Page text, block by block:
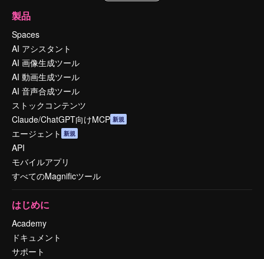
製品
Spaces
AI アシスタント
AI 画像生成ツール
AI 動画生成ツール
AI 音声合成ツール
ストックコンテンツ
Claude/ChatGPT向けMCP 新規
エージェント 新規
API
モバイルアプリ
すべてのMagnificツール
はじめに
Academy
ドキュメント
サポート